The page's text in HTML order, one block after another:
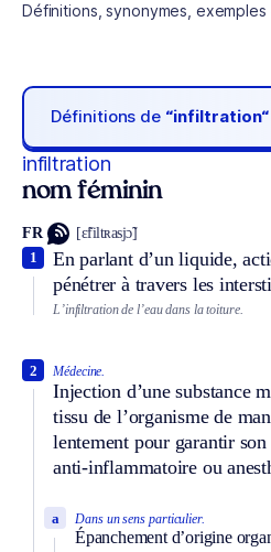
Définitions, synonymes, exemples
Définitions de “infiltration“
infiltration
nom féminin
FR [ɛ̃filtʀasjɔ̃]
En parlant d’un liquide,
pénétrer à travers les
1
L’infiltration de l’eau dans la toiture.
Médecine.
Injection d’une substance
tissu de l’organisme de
lentement pour garantir
anti-inflammatoire ou
2
Dans un sens particulier.
Épanchement d’origine
a